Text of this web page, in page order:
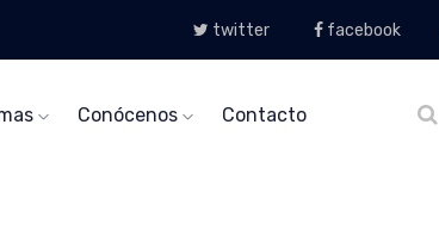
twitter facebook
Conócenos Contacto